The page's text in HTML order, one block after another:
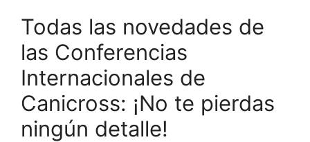
Todas las novedades de
las Conferencias
Internacionales de
Canicross: ¡No te pierdas
ningún detalle!